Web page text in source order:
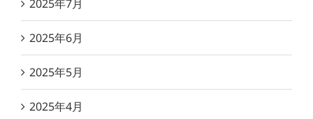
2025年7月
2025年6月
2025年5月
2025年4月